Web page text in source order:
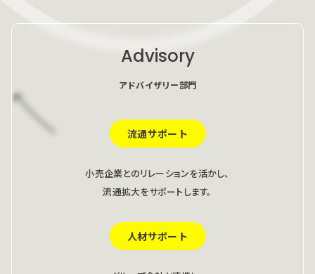
Advisory
アドバイザリー部門
流通サポート
小売企業とのリレーションを活かし、
流通拡大をサポートします。
人材サポート